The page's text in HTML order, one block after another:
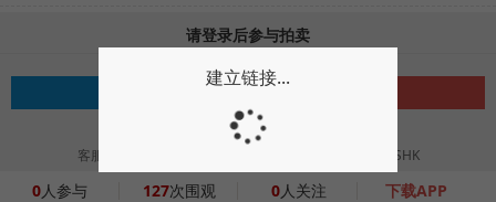
请登录后参与拍卖
拍卖须知|如何竞买
客服热线：+852 92982122 WhatsApp // 微信 :VVBIDSHK
0人参与 127次围观 0人关注 下载APP
建立链接...